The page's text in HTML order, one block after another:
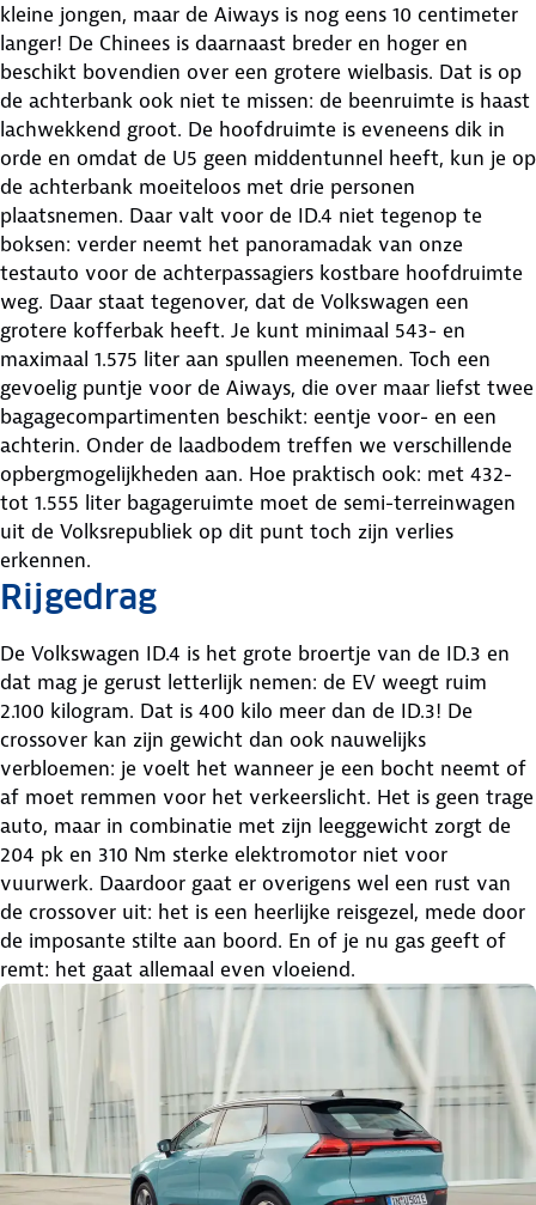
kleine jongen, maar de Aiways is nog eens 10 centimeter
langer! De Chinees is daarnaast breder en hoger en
beschikt bovendien over een grotere wielbasis. Dat is op
de achterbank ook niet te missen: de beenruimte is haast
lachwekkend groot. De hoofdruimte is eveneens dik in
orde en omdat de U5 geen middentunnel heeft, kun je op
de achterbank moeiteloos met drie personen
plaatsnemen. Daar valt voor de ID.4 niet tegenop te
boksen: verder neemt het panoramadak van onze
testauto voor de achterpassagiers kostbare hoofdruimte
weg. Daar staat tegenover, dat de Volkswagen een
grotere kofferbak heeft. Je kunt minimaal 543- en
maximaal 1.575 liter aan spullen meenemen. Toch een
gevoelig puntje voor de Aiways, die over maar liefst twee
bagagecompartimenten beschikt: eentje voor- en een
achterin. Onder de laadbodem treffen we verschillende
opbergmogelijkheden aan. Hoe praktisch ook: met 432-
tot 1.555 liter bagageruimte moet de semi-terreinwagen
uit de Volksrepubliek op dit punt toch zijn verlies
erkennen.
Rijgedrag
De Volkswagen ID.4 is het grote broertje van de ID.3 en
dat mag je gerust letterlijk nemen: de EV weegt ruim
2.100 kilogram. Dat is 400 kilo meer dan de ID.3! De
crossover kan zijn gewicht dan ook nauwelijks
verbloemen: je voelt het wanneer je een bocht neemt of
af moet remmen voor het verkeerslicht. Het is geen trage
auto, maar in combinatie met zijn leeggewicht zorgt de
204 pk en 310 Nm sterke elektromotor niet voor
vuurwerk. Daardoor gaat er overigens wel een rust van
de crossover uit: het is een heerlijke reisgezel, mede door
de imposante stilte aan boord. En of je nu gas geeft of
remt: het gaat allemaal even vloeiend.